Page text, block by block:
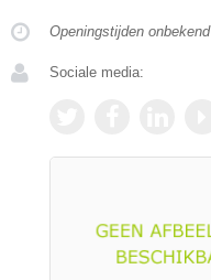
Openingstijden onbekend
Sociale media: